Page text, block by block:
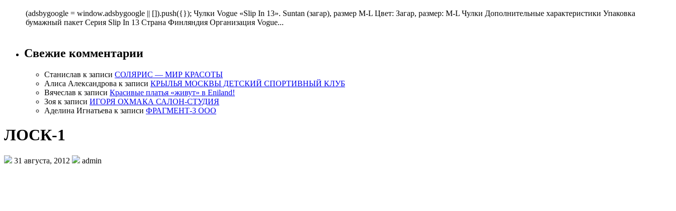
(adsbygoogle = window.adsbygoogle || []).push({}); Чулки Vogue «Slip In 13». Suntan (загар), размер M-L Цвет: Загар, размер: M-L Чулки Дополнительные характеристики Упаковка
бумажный пакет Серия Slip In 13 Страна Финляндия Организация Vogue...
Свежие комментарии
Станислав к записи СОЛЯРИС — МИР КРАСОТЫ
Алиса Александрова к записи КРЫЛЬЯ МОСКВЫ ДЕТСКИЙ СПОРТИВНЫЙ КЛУБ
Вячеслав к записи Красивые платья «живут» в Eniland!
Зоя к записи ИГОРЯ ОХМАКА САЛОН-СТУДИЯ
Аделина Игнатьева к записи ФРАГМЕНТ-3 ООО
ЛОСК-1
31 августа, 2012 admin